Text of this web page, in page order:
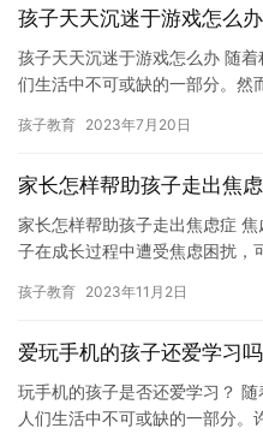
孩子天天沉迷于游戏怎么
孩子天天沉迷于游戏怎么办 随
们生活中不可或缺的一部分。然
间，避…
孩子教育 2023年7月20日
家长怎样帮助孩子走出焦
家长怎样帮助孩子走出焦虑症
子在成长过程中遭受焦虑困扰，
虑。…
孩子教育 2023年11月2日
爱玩手机的孩子还爱学习吗
玩手机的孩子是否还爱学习？
人们生活中不可或缺的一部分